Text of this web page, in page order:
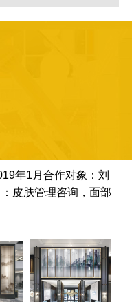
年1月合作对象：刘
皮肤管理咨询，面部
：非常满意，并且学